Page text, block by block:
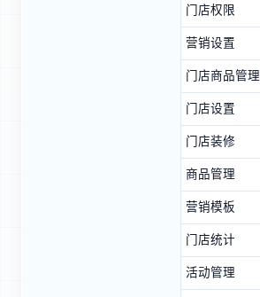
门店权限
营销设置
门店商品管理
门店设置
门店装修
商品管理
营销模板
门店统计
活动管理